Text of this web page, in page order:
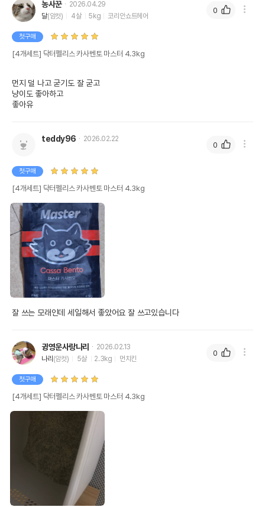
농사꾼
2026.04.29
달(암컷) 4살 5kg 코리안쇼트헤어
첫구매
[4개세트] 닥터펠리스 카사벤토 마스터 4.3kg
먼지 덜 나고 굳기도 잘 굳고
냥이도 좋아하고
좋아유
0
teddy96 2026.02.22
첫구매
[4개세트] 닥터펠리스 카사벤토 마스터 4.3kg
잘 쓰는 모래인데 세일해서 좋았어요 잘 쓰고있습니다
0
귕영운사랑나리
2026.02.13
나리 (암컷) 5살 2.3kg 먼치킨
첫구매
[4개세트] 닥터펠리스 카사벤토 마스터 4.3kg
0